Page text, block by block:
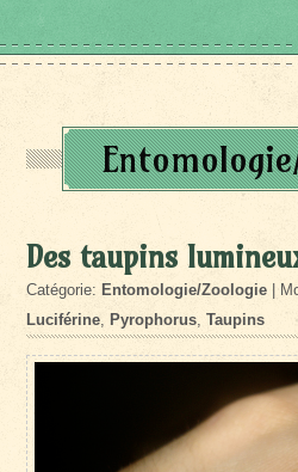
Des taupins
Catégorie: Entomologie/Zoologie |
Luciférine, Pyrophorus,Taupins